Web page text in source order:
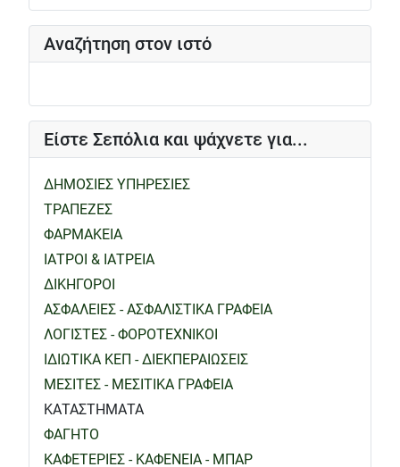
Αναζήτηση στον ιστό
Είστε Σεπόλια και ψάχνετε για...
ΔΗΜΟΣΙΕΣ ΥΠΗΡΕΣΙΕΣ
ΤΡΑΠΕΖΕΣ
ΦΑΡΜΑΚΕΙΑ
ΙΑΤΡΟΙ & ΙΑΤΡΕΙΑ
ΔΙΚΗΓΟΡΟΙ
ΑΣΦΑΛΕΙΕΣ - ΑΣΦΑΛΙΣΤΙΚΑ ΓΡΑΦΕΙΑ
ΛΟΓΙΣΤΕΣ - ΦΟΡΟΤΕΧΝΙΚΟΙ
ΙΔΙΩΤΙΚΑ ΚΕΠ - ΔΙΕΚΠΕΡΑΙΩΣΕΙΣ
ΜΕΣΙΤΕΣ - ΜΕΣΙΤΙΚΑ ΓΡΑΦΕΙΑ
ΚΑΤΑΣΤΗΜΑΤΑ
ΦΑΓΗΤΟ
ΚΑΦΕΤΕΡΙΕΣ - ΚΑΦΕΝΕΙΑ - ΜΠΑΡ